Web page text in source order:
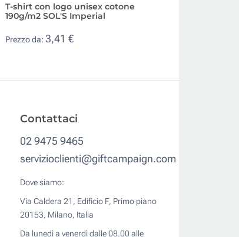
T-shirt con logo unisex cotone
190g/m2 SOL'S Imperial
Prezzo da: 3,41 €
Contattaci
02 9475 9465
servizioclienti@giftcampaign.com
Dove siamo:
Via Caldera 21, Edificio F, Primo piano
20153, Milano, Italia
Da lunedì a venerdì dalle 08.00 alle